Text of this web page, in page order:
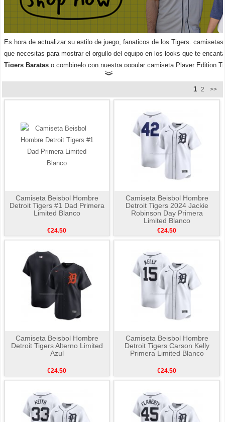
Es hora de actualizar su estilo de juego, fanaticos de los Tigers.
que necesitas para mostrar el orgullo del equipo en los looks que te
Tigers Baratas o combinelo con nuestra popular camiseta Player Edition
1 2 >>
Camiseta Beisbol Hombre
Detroit Tigers #1 Dad Primera
Limited Blanco
€24.50
Camiseta Beisbol Hombre
Detroit Tigers 2024 Jackie
Robinson Day Primera
Limited Blanco
€24.50
Camiseta Beisbol Hombre
Detroit Tigers Alterno Limited
Azul
€24.50
Camiseta Beisbol Hombre
Detroit Tigers Carson Kelly
Primera Limited Blanco
€24.50